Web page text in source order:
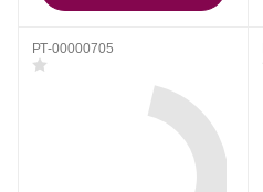
РТ-00000705